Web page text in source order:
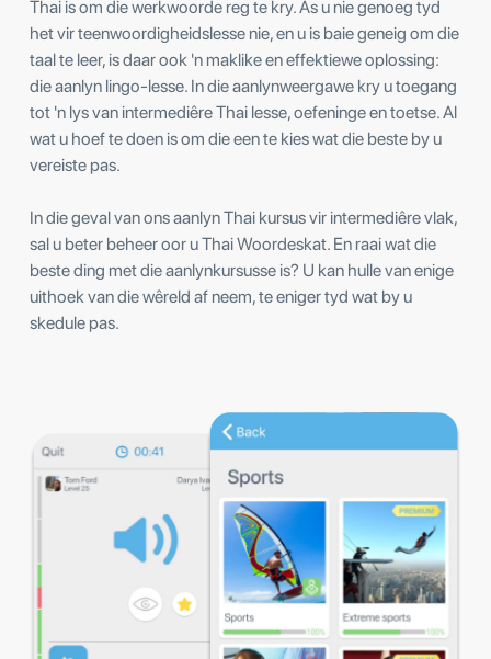
Thai is om die werkwoorde reg te kry. As u nie genoeg tyd
het vir teenwoordigheidslesse nie, en u is baie geneig om die
taal te leer, is daar ook 'n maklike en effektiewe oplossing:
die aanlyn lingo-lesse. In die aanlynweergawe kry u toegang
tot 'n lys van intermediêre Thai lesse, oefeninge en toetse. Al
wat u hoef te doen is om die een te kies wat die beste by u
vereiste pas.
In die geval van ons aanlyn Thai kursus vir intermediêre vlak,
sal u beter beheer oor u Thai Woordeskat. En raai wat die
beste ding met die aanlynkursusse is? U kan hulle van enige
uithoek van die wêreld af neem, te eniger tyd wat by u
skedule pas.